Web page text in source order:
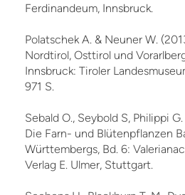
Ferdinandeum, Innsbruck.
Polatschek A. & Neuner W.
Nordtirol, Osttirol und
Innsbruck: Tiroler
971 S.
Sebald O., Seybold S, Philippi
Die Farn- und Blütenpflanzen
Württembergs, Bd. 6:
Verlag E. Ulmer, Stuttgart.